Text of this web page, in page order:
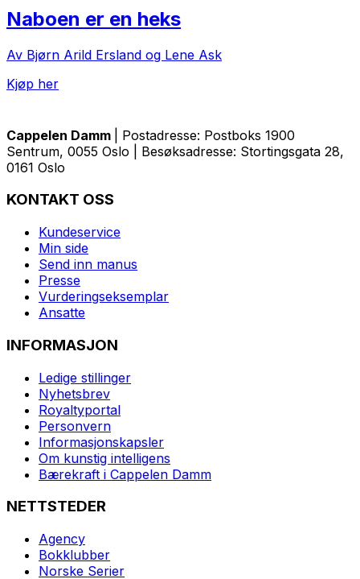
Naboen er en heks
Av Bjørn Arild Ersland og Lene Ask
Kjøp her
Cappelen Damm
| Postadresse: Postboks 1900
Sentrum, 0055 Oslo | Besøksadresse: Stortingsgata 28,
0161 Oslo
KONTAKT OSS
Kundeservice
Min side
Send inn manus
Presse
Vurderingseksemplar
Ansatte
INFORMASJON
Ledige stillinger
Nyhetsbrev
Royaltyportal
Personvern
Informasjonskapsler
Om kunstig intelligens
Bærekraft i Cappelen Damm
NETTSTEDER
Agency
Bokklubber
Norske Serier